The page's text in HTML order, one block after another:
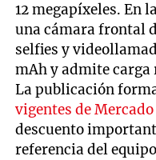
12 megapíxeles. En
una cámara frontal
selfies y
mAh y admite
La publicación
vigentes de
descuento
referencia del